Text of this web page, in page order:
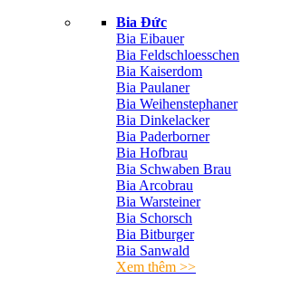
Bia Đức
Bia Eibauer
Bia Feldschloesschen
Bia Kaiserdom
Bia Paulaner
Bia Weihenstephaner
Bia Dinkelacker
Bia Paderborner
Bia Hofbrau
Bia Schwaben Brau
Bia Arcobrau
Bia Warsteiner
Bia Schorsch
Bia Bitburger
Bia Sanwald
Xem thêm >>